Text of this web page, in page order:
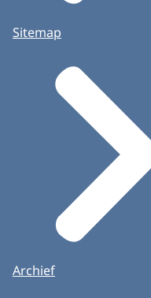
Sitemap
Archief